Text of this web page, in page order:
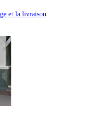
et la livraison